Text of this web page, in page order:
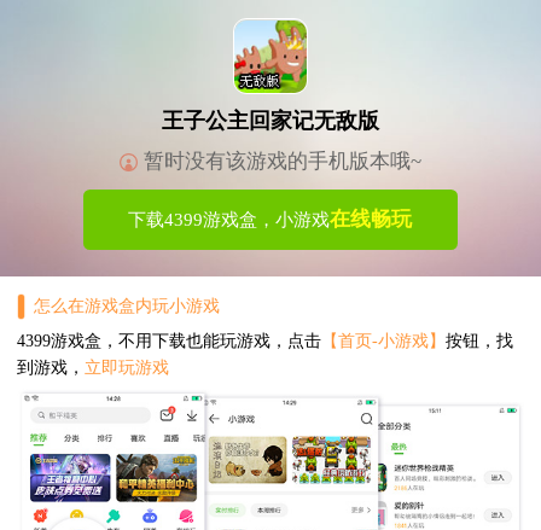
王子公主回家记无敌版
暂时没有该游戏的手机版本哦~
下载4399游戏盒，小游戏在线畅玩
怎么在游戏盒内玩小游戏
4399游戏盒，不用下载也能玩游戏，点击【首页-小游戏】 按钮，找
到游戏， 立即玩游戏